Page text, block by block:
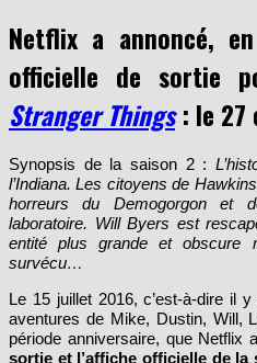
Netflix a annoncé,
officielle de sortie
Stranger Things: le 27
l’Indiana. Les citoyens de
horreurs du Demogorgon et
laboratoire. Will Byers est
entité plus grande et obscure
survécu…
aventures de Mike, Dustin, Will,
période anniversaire, que Netflix
sortie et l’affiche officielle de